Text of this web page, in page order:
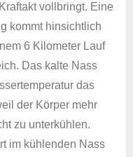
vollbringt. Eine
kommt hinsichtlich
6 Kilometer Lauf
Das kalte Nass
das
der Körper mehr
zu unterkühlen.
im kühlenden Nass